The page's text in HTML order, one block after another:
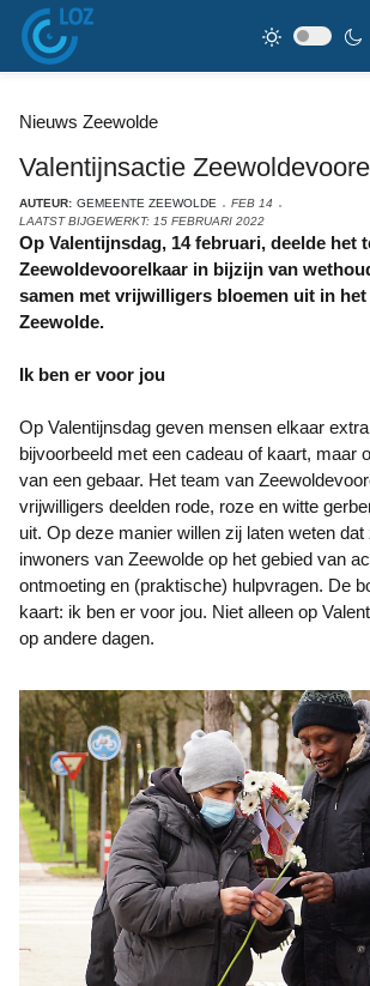
Nieuws Zeewolde
Valentijnsactie
AUTEUR: GEMEENTE ZEEWOLDE
FEB 14
LAATST BIJGEWERKT: 15 FEBRUARI 2022
Op Valentijnsdag, 14 februari, deelde het team van
Zeewoldevoorelkaar in bijzijn van
samen met vrijwilligers bloemen uit in
Zeewolde.
Ik ben er voor jou
Op Valentijnsdag geven mensen elkaar
bijvoorbeeld met een cadeau of kaart, maar
van een gebaar. Het team van
vrijwilligers deelden rode, roze en witte
uit. Op deze manier willen zij laten weten
inwoners van Zeewolde op het gebied van
ontmoeting en (praktische) hulpvragen. De
kaart: ik ben er voor jou. Niet alleen op
op andere dagen.